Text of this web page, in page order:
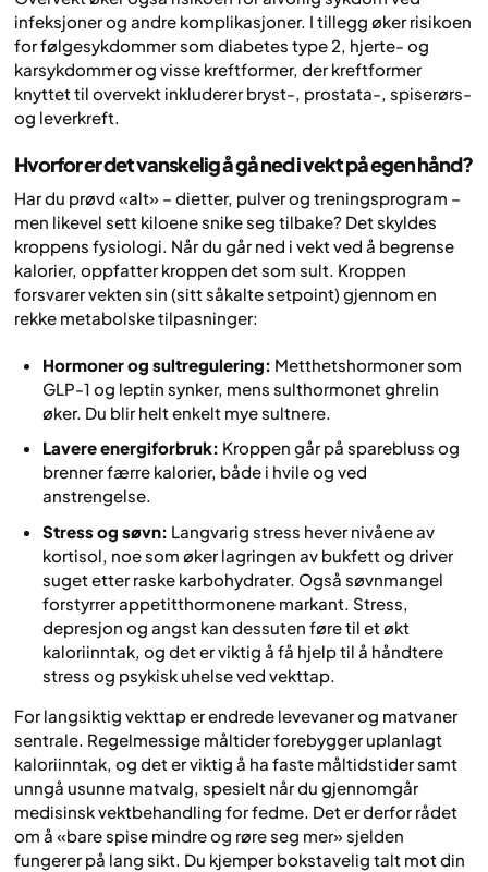
infeksjoner og andre komplikasjoner. I tillegg øker risikoen
for følgesykdommer som diabetes type 2, hjerte- og
karsykdommer og visse kreftformer, der kreftformer
knyttet til overvekt inkluderer bryst-, prostata-, spiserørs-
og leverkreft.
Hvorfor er det vanskelig å gå ned i vekt på egen hånd?
Har du prøvd «alt» – dietter, pulver og treningsprogram –
men likevel sett kiloene snike seg tilbake? Det skyldes
kroppens fysiologi. Når du går ned i vekt ved å begrense
kalorier, oppfatter kroppen det som sult. Kroppen
forsvarer vekten sin (sitt såkaltesetpoint) gjennom en
rekke metabolske tilpasninger:
Hormoner og sultregulering: Metthetshormoner som
GLP-1 og leptin synker, mens sulthormonet ghrelin
øker. Du blir helt enkelt mye sultnere.
Lavere energiforbruk: Kroppen går på sparebluss og
brenner færre kalorier, både i hvile og ved
anstrengelse.
Stress og søvn: Langvarig stress hever nivåene av
kortisol, noe som øker lagringen av bukfett og driver
suget etter raske karbohydrater. Også søvnmangel
forstyrrer appetitthormonene markant. Stress,
depresjon og angst kan dessuten føre til et økt
kaloriinntak, og det er viktig å få hjelp til å håndtere
stress og psykisk uhelse ved vekttap.
For langsiktig vekttap er endrede levevaner og matvaner
sentrale. Regelmessige måltider forebygger uplanlagt
kaloriinntak, og det er viktig å ha faste måltidstider samt
unngå usunne matvalg, spesielt når du gjennomgår
medisinsk vektbehandling for fedme. Det er derfor rådet
om å «bare spise mindre og røre seg mer» sjelden
fungerer på lang sikt. Du kjemper bokstavelig talt mot din